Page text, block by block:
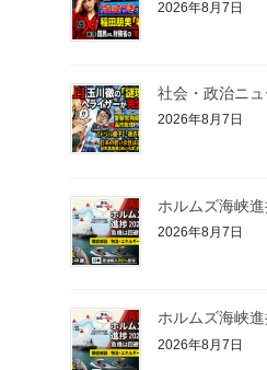
2026年8月7日
社会・政治ニ
2026年8月7日
ホルムズ海峡
2026年8月7日
ホルムズ海峡
2026年8月7日